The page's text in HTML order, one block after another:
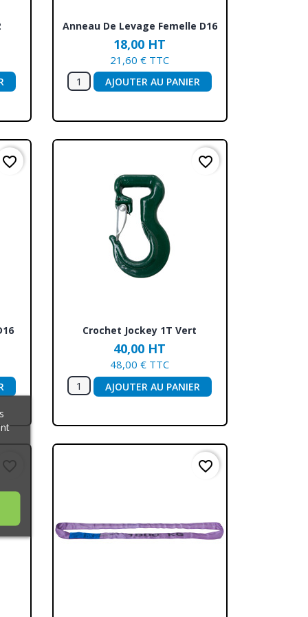
Aperçu rapide
Anneau De Levage Femelle D16
18,00 HT
21,60 € TTC
AJOUTER AU PANIER
favorite_border
Aperçu rapide
Crochet Jockey 1T Vert
40,00 HT
48,00 € TTC
AJOUTER AU PANIER
favorite_border
favorite_border favorite_border